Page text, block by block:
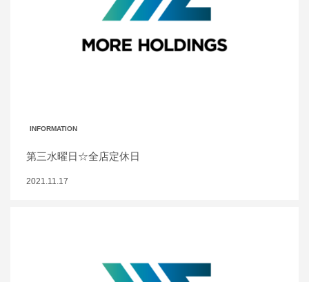
INFORMATION
第三水曜日☆全店定休日
2021.11.17